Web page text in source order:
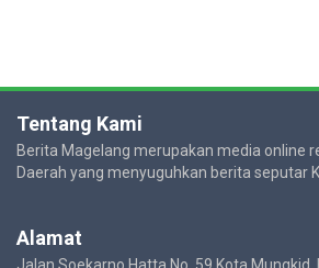
Tentang Kami
Berita Magelang merupakan media online
Daerah yang menyuguhkan berita seputar
Alamat